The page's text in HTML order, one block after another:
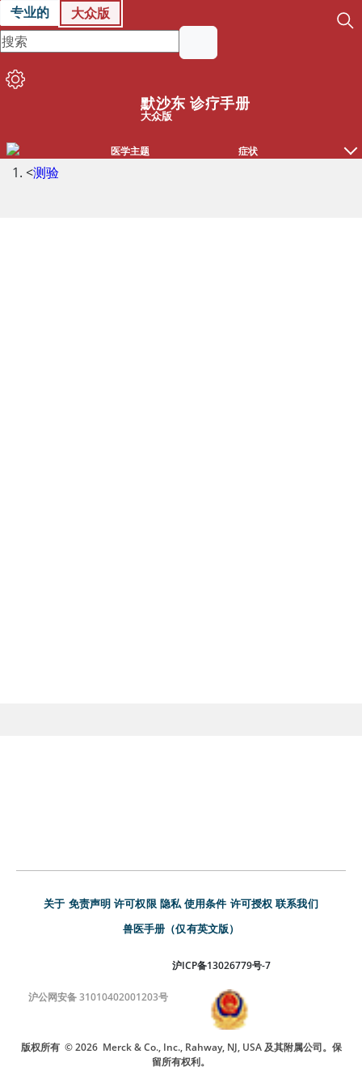
专业的 大众版
默沙东 诊疗手册
大众版
医学主题 症状
<测验
关于 免责声明 许可权限 隐私 使用条件 许可授权 联系我们
兽医手册（仅有英文版）
沪ICP备13026779号-7
沪公网安备 31010402001203号
版权所有 © 2026 Merck & Co., Inc., Rahway, NJ, USA 及其附属公司。保
留所有权利。